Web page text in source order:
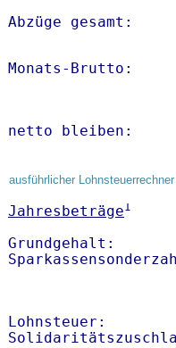
Abzüge gesamt:
Monats-
netto
ausführlicher
Jahresbeträge1
Grundgehalt:
Lohnsteuer: